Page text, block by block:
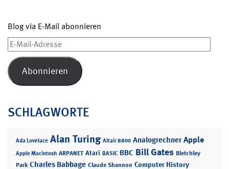
Blog via E-Mail abonnieren
E-
Mail-
Adresse
Abonnieren
SCHLAGWORTE
Ada Lovelace Alan Turing Altair 8800 Analogrechner Apple
Apple Macintosh ARPANET Atari BASIC BBC Bill Gates Bletchley
Park Charles Babbage Claude Shannon Computer History